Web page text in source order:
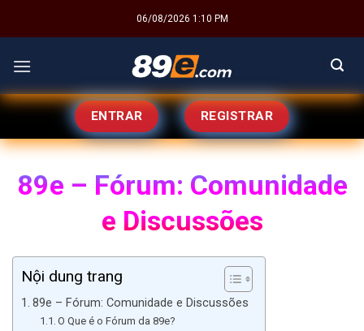
06/08/2026 1:10 PM
ENTRAR REGISTRAR
89e – Fórum: Comunidade
e Discussões
Nội dung trang
89e – Fórum: Comunidade e Discussões
O Que é o Fórum da 89e?